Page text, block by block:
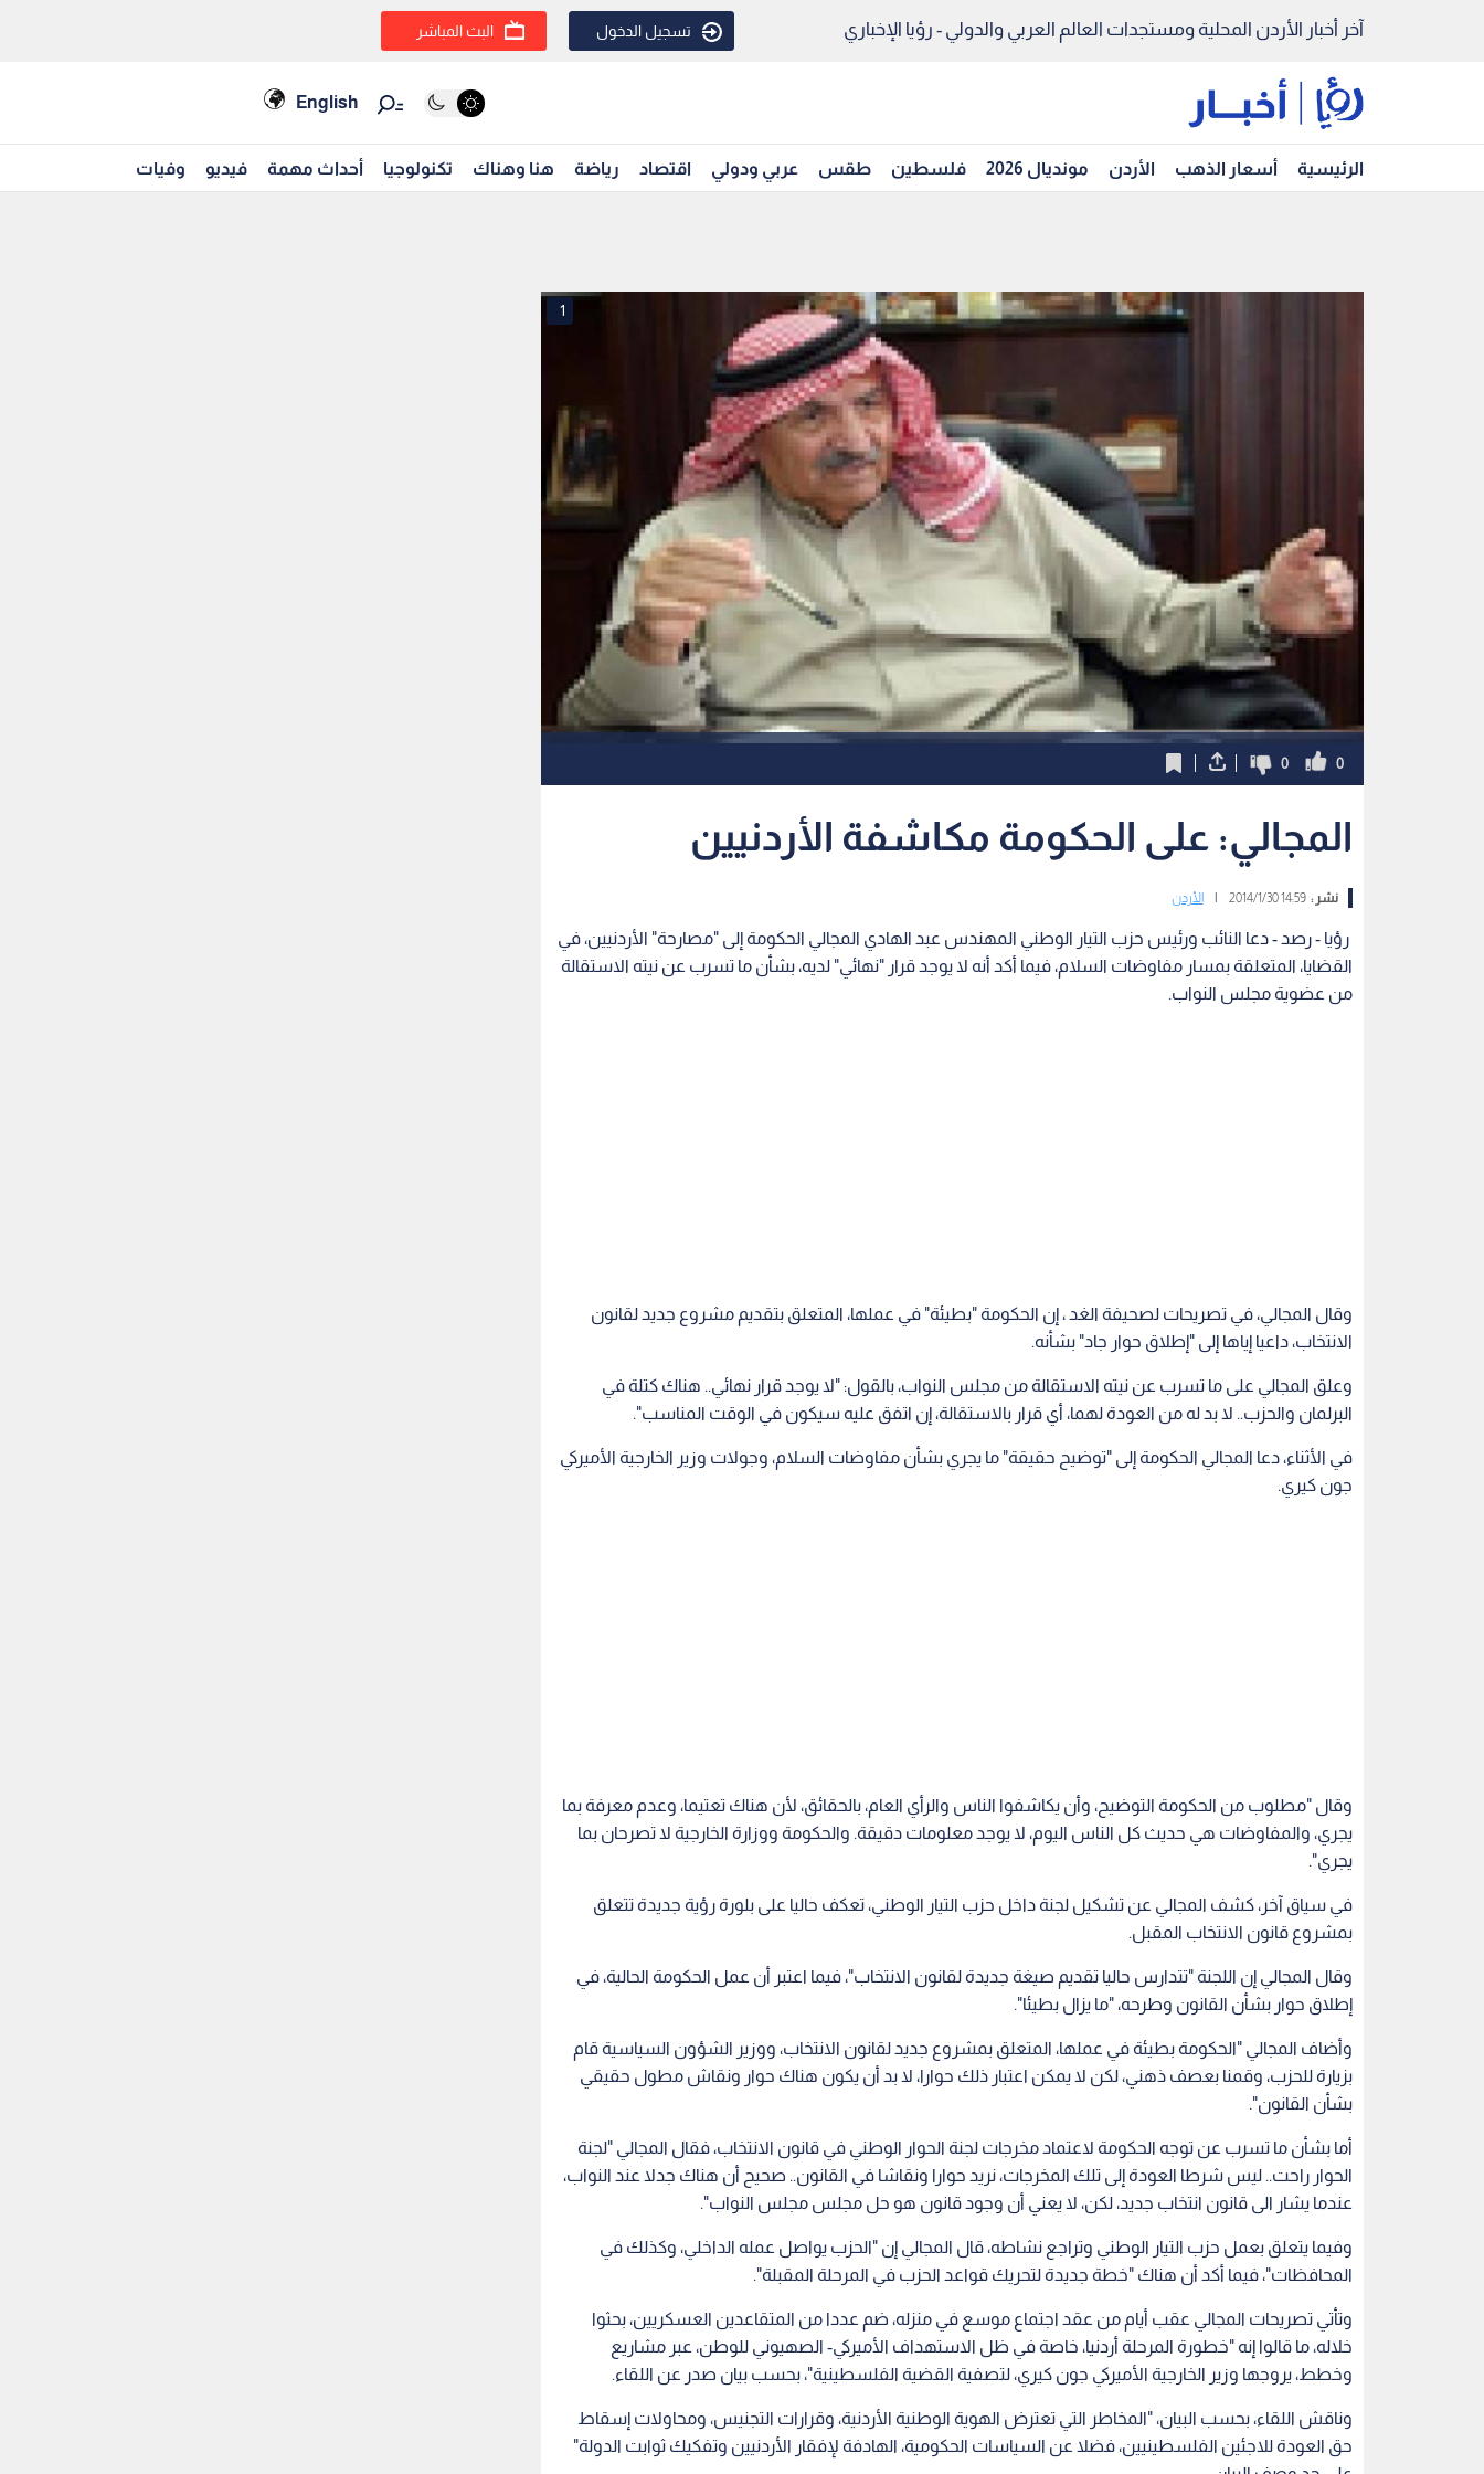
آخر أخبار الأردن المحلية ومستجدات العالم العربي والدولي - رؤيا الإخباري تسجيل الدخول البث المباشر
English
الرئيسية أسعار الذهب الأردن مونديال 2026 فلسطين طقس عربي ودولي اقتصاد رياضة هنا وهناك تكنولوجيا أحداث مهمة فيديو وفيات
1
0
0
المجالي: على الحكومة مكاشفة الأردنيين
نشر :14:59 2014/1/30 الأردن
رؤيا - رصد - دعا النائب ورئيس حزب التيار الوطني المهندس عبد الهادي المجالي الحكومة إلى "مصارحة" الأردنيين، في
القضايا، المتعلقة بمسار مفاوضات السلام، فيما أكد أنه لا يوجد قرار "نهائي" لديه، بشأن ما تسرب عن نيته الاستقالة
من عضوية مجلس النواب.
وقال المجالي، في تصريحات لصحيفة الغد ، إن الحكومة "بطيئة" في عملها، المتعلق بتقديم مشروع جديد لقانون
الانتخاب، داعيا إياها إلى "إطلاق حوار جاد" بشأنه.
وعلق المجالي على ما تسرب عن نيته الاستقالة من مجلس النواب، بالقول: "لا يوجد قرار نهائي.. هناك كتلة في
البرلمان والحزب.. لا بد له من العودة لهما، أي قرار بالاستقالة، إن اتفق عليه سيكون في الوقت المناسب".
في الأثناء، دعا المجالي الحكومة إلى "توضيح حقيقة" ما يجري بشأن مفاوضات السلام، وجولات وزير الخارجية الأميركي
جون كيري.
وقال "مطلوب من الحكومة التوضيح، وأن يكاشفوا الناس والرأي العام، بالحقائق، لأن هناك تعتيما، وعدم معرفة بما
يجري، والمفاوضات هي حديث كل الناس اليوم، لا يوجد معلومات دقيقة. والحكومة ووزارة الخارجية لا تصرحان بما
يجري".
في سياق آخر، كشف المجالي عن تشكيل لجنة داخل حزب التيار الوطني، تعكف حاليا على بلورة رؤية جديدة تتعلق
بمشروع قانون الانتخاب المقبل.
وقال المجالي إن اللجنة "تتدارس حاليا تقديم صيغة جديدة لقانون الانتخاب"، فيما اعتبر أن عمل الحكومة الحالية، في
إطلاق حوار بشأن القانون وطرحه، "ما يزال بطيئا".
وأضاف المجالي "الحكومة بطيئة في عملها، المتعلق بمشروع جديد لقانون الانتخاب، ووزير الشؤون السياسية قام
بزيارة للحزب، وقمنا بعصف ذهني، لكن لا يمكن اعتبار ذلك حوارا، لا بد أن يكون هناك حوار ونقاش مطول حقيقي
بشأن القانون".
أما بشأن ما تسرب عن توجه الحكومة لاعتماد مخرجات لجنة الحوار الوطني في قانون الانتخاب، فقال المجالي "لجنة
الحوار راحت.. ليس شرطا العودة إلى تلك المخرجات، نريد حوارا ونقاشا في القانون.. صحيح أن هناك جدلا عند النواب،
عندما يشار الى قانون انتخاب جديد، لكن، لا يعني أن وجود قانون هو حل مجلس مجلس النواب".
وفيما يتعلق بعمل حزب التيار الوطني وتراجع نشاطه، قال المجالي إن "الحزب يواصل عمله الداخلي، وكذلك في
المحافظات"، فيما أكد أن هناك "خطة جديدة لتحريك قواعد الحزب في المرحلة المقبلة".
وتأتي تصريحات المجالي عقب أيام من عقد اجتماع موسع في منزله، ضم عددا من المتقاعدين العسكريين، بحثوا
خلاله، ما قالوا إنه "خطورة المرحلة أردنيا، خاصة في ظل الاستهداف الأميركي- الصهيوني للوطن، عبر مشاريع
وخطط، يروجها وزير الخارجية الأميركي جون كيري، لتصفية القضية الفلسطينية"، بحسب بيان صدر عن اللقاء.
وناقش اللقاء، بحسب البيان، "المخاطر التي تعترض الهوية الوطنية الأردنية، وقرارات التجنيس، ومحاولات إسقاط
حق العودة للاجئين الفلسطينيين، فضلا عن السياسات الحكومية، الهادفة لإفقار الأردنيين وتفكيك ثوابت الدولة"